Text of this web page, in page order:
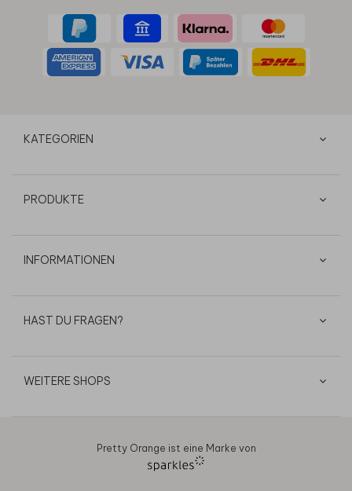
KATEGORIEN
PRODUKTE
INFORMATIONEN
HAST DU FRAGEN?
WEITERE SHOPS
Pretty Orange ist eine Marke von